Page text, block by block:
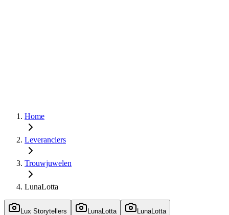
Home
Leveranciers
Trouwjuwelen
LunaLotta
Lux Storytellers LunaLotta LunaLotta